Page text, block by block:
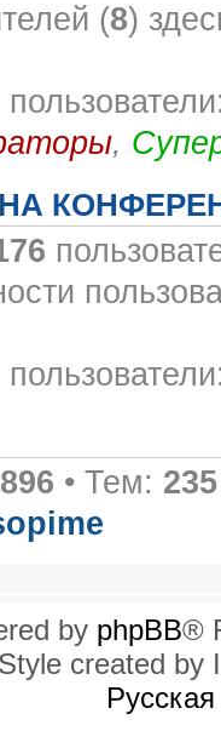
(8)
,
• Тем: 235
by phpBB®
Style created by